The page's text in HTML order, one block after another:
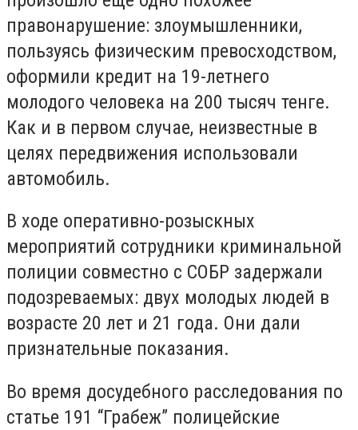
правонарушение: злоумышленники,
пользуясь физическим превосходством,
оформили кредит на 19-летнего
молодого человека на 200 тысяч тенге.
Как и в первом случае, неизвестные в
целях передвижения использовали
автомобиль.
В ходе оперативно-розыскных
мероприятий сотрудники криминальной
полиции совместно с СОБР задержали
подозреваемых: двух молодых людей в
возрасте 20 лет и 21 года. Они дали
признательные показания.
Во время досудебного расследования по
статье 191 “Грабеж” полицейские